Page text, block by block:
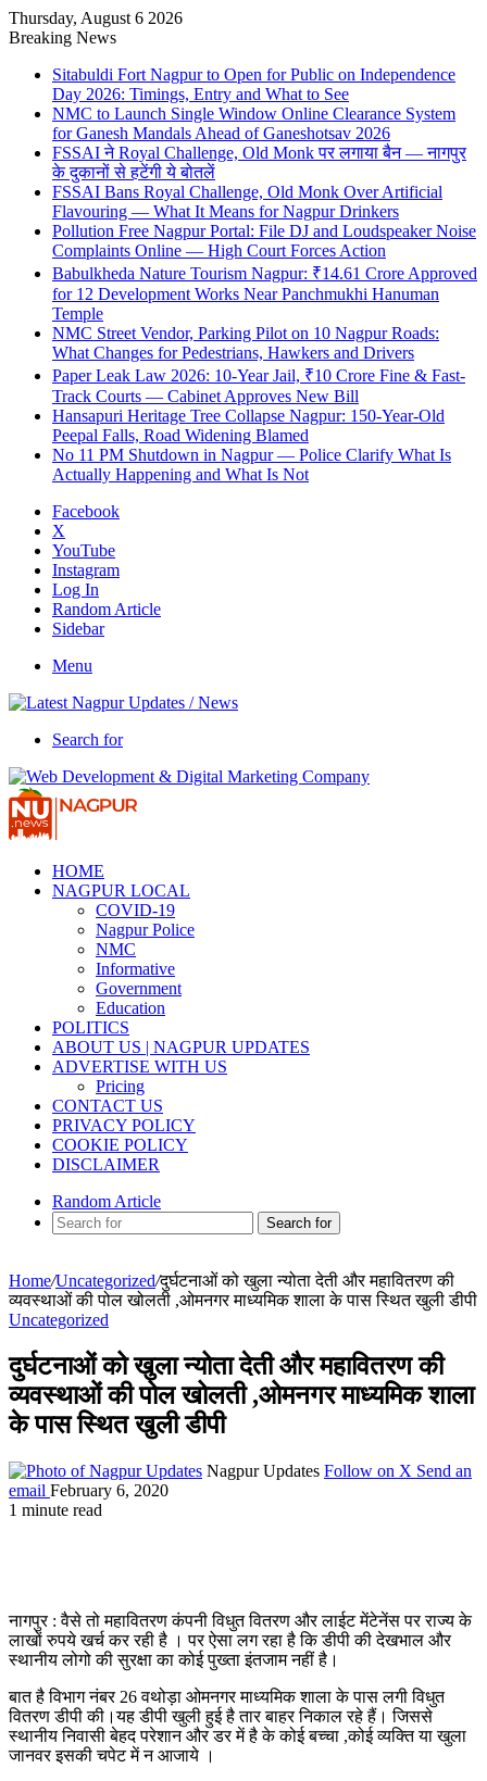
Thursday, August 6 2026
Breaking News
Sitabuldi Fort Nagpur to Open for Public on Independence
Day 2026: Timings, Entry and What to See
NMC to Launch Single Window Online Clearance System
for Ganesh Mandals Ahead of Ganeshotsav 2026
FSSAI ने Royal Challenge, Old Monk पर लगाया बैन — नागपुर
के दुकानों से हटेंगी ये बोतलें
FSSAI Bans Royal Challenge, Old Monk Over Artificial
Flavouring — What It Means for Nagpur Drinkers
Pollution Free Nagpur Portal: File DJ and Loudspeaker Noise
Complaints Online — High Court Forces Action
Babulkheda Nature Tourism Nagpur: ₹14.61 Crore Approved
for 12 Development Works Near Panchmukhi Hanuman
Temple
NMC Street Vendor, Parking Pilot on 10 Nagpur Roads:
What Changes for Pedestrians, Hawkers and Drivers
Paper Leak Law 2026: 10-Year Jail, ₹10 Crore Fine & Fast-
Track Courts — Cabinet Approves New Bill
Hansapuri Heritage Tree Collapse Nagpur: 150-Year-Old
Peepal Falls, Road Widening Blamed
No 11 PM Shutdown in Nagpur — Police Clarify What Is
Actually Happening and What Is Not
Facebook
X
YouTube
Instagram
Log In
Random Article
Sidebar
Menu
Search for
HOME
NAGPUR LOCAL
COVID-19
Nagpur Police
NMC
Informative
Government
Education
POLITICS
ABOUT US | NAGPUR UPDATES
ADVERTISE WITH US
Pricing
CONTACT US
PRIVACY POLICY
COOKIE POLICY
DISCLAIMER
Random Article
Search for
Home/Uncategorized/दुर्घटनाओं को खुला न्योता देती और महावितरण की
व्यवस्थाओं की पोल खोलती ,ओमनगर माध्यमिक शाला के पास स्थित खुली डीपी
Uncategorized
दुर्घटनाओं को खुला न्योता देती और महावितरण की
व्यवस्थाओं की पोल खोलती ,ओमनगर माध्यमिक शाला
के पास स्थित खुली डीपी
Nagpur Updates Follow on X Send an
email February 6, 2020
1 minute read
नागपुर : वैसे तो महावितरण कंपनी विधुत वितरण और लाईट मेंटेनेंस पर राज्य के
लाखों रुपये खर्च कर रही है । पर ऐसा लग रहा है कि डीपी की देखभाल और
स्थानीय लोगो की सुरक्षा का कोई पुख्ता इंतजाम नहीं है।
बात है विभाग नंबर 26 वथोड़ा ओमनगर माध्यमिक शाला के पास लगी विधुत
वितरण डीपी की।यह डीपी खुली हुई है तार बाहर निकाल रहे हैं। जिससे
स्थानीय निवासी बेहद परेशान और डर में है के कोई बच्चा ,कोई व्यक्ति या खुला
जानवर इसकी चपेट में न आजाये ।